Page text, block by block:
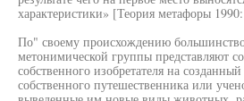
характеристики» [Теория метафоры
По" своему происхождению
метонимической группы представляют
собственного изобретателя на
собственного путешественника или